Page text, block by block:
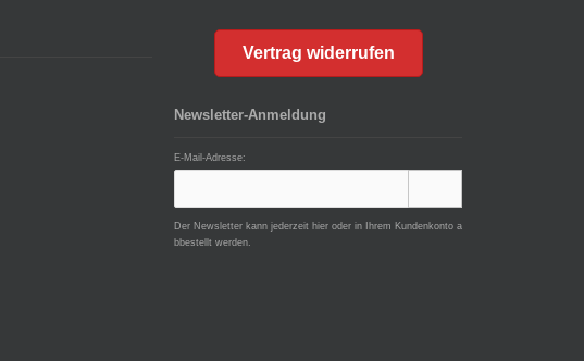
Vertrag widerrufen
Newsletter-Anmeldung
E-Mail-Adresse:
Der Newsletter kann jederzeit hier oder in Ihrem Kundenkonto a
bbestellt werden.